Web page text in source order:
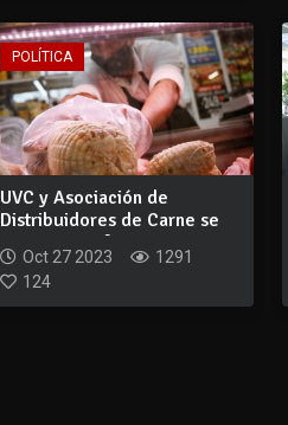
POLÍTICA
UVC y Asociación de
Distribuidores de Carne se
mostraron a f...
Oct 27 2023
1291
124